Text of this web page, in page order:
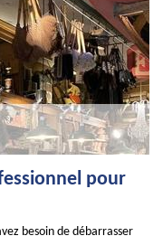
pour
besoin de débarrasser